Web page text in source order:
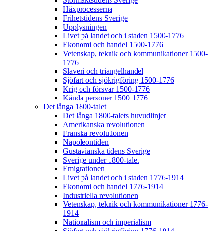
Häxprocesserna
Frihetstidens Sverige
Upplysningen
Livet på landet och i staden 1500-1776
Ekonomi och handel 1500-1776
Vetenskap, teknik och kommunikationer 1500-
1776
Slaveri och triangelhandel
Sjöfart och sjökrigföring 1500-1776
Krig och försvar 1500-1776
Kända personer 1500-1776
Det långa 1800-talet
Det långa 1800-talets huvudlinjer
Amerikanska revolutionen
Franska revolutionen
Napoleontiden
Gustavianska tidens Sverige
Sverige under 1800-talet
Emigrationen
Livet på landet och i staden 1776-1914
Ekonomi och handel 1776-1914
Industriella revolutionen
Vetenskap, teknik och kommunikationer 1776-
1914
Nationalism och imperialism